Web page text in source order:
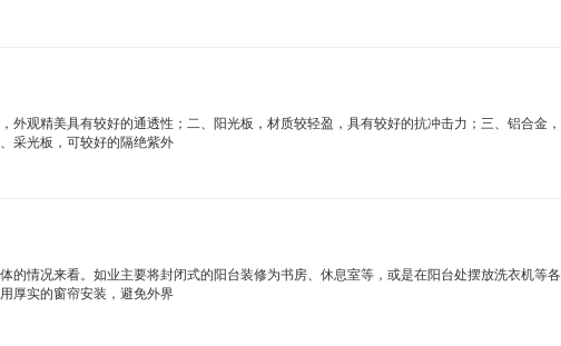
外观精美具有较好的通透性；二、阳光板，材质较轻盈，具有较好的抗冲击力；三、铝合金，
采光板，可较好的隔绝紫外
的情况来看。如业主要将封闭式的阳台装修为书房、休息室等，或是在阳台处摆放洗衣机等各
厚实的窗帘安装，避免外界